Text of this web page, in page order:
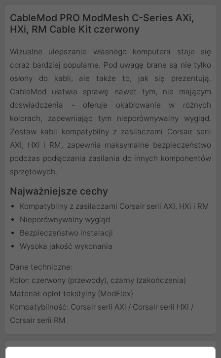
CableMod PRO ModMesh C-Series AXi,
HXi, RM Cable Kit czerwony
Wizualne ulepszanie własnego komputera staje się
coraz bardziej popularne. Pod uwagę brane są nie tylko
osłony do kabli, ale także to, jak się prezentują.
CableMod ułatwia sprawę nawet tym, nie mającym
doświadczenia - oferuje okablowanie w różnych
kolorach, zapewniając tym nieporównywalny wygląd.
Zestaw kabli kompatybilny z zasilaczami Corsair serii
AXI, HXi i RM, zapewnia maksymalne bezpieczeństwo
podczas podłączania zasilania do innych komponentów
sprzętowych.
Najważniejsze cechy
Kompatybilny z zasilaczami Corsair serii AXI, HXi i RM
Nieporównywalny wygląd
Bezpieczeństwo instalacji
Wysoka jakość wykonania
Dane techniczne:
Kolor: czerwony (przewody), czarny (zakończenia)
Materiał: oplot tekstylny (ModFlex)
Kompatybilność: Corsair serii AXi / Corsair serii HXi /
Corsair serii RM